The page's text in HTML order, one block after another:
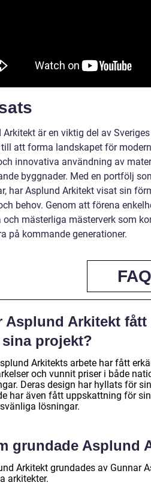
Arkitekt är en viktig del av
att forma landskapet för
innovativa användning av
byggnader. Med en portfölj
har Asplund Arkitekt visat sin
behov. Genom att förena
och mästerliga mästerverk som
på kommande generationer.
FAQ
Asplund Arkitekt
projekt?
Arkitekts arbete har fått
och vunnit priser i både
Deras design har hyllats för
har även fått uppskattning för
lösningar.
grundade Asplund
Arkitekt grundades av Gunnar
arkitekter.